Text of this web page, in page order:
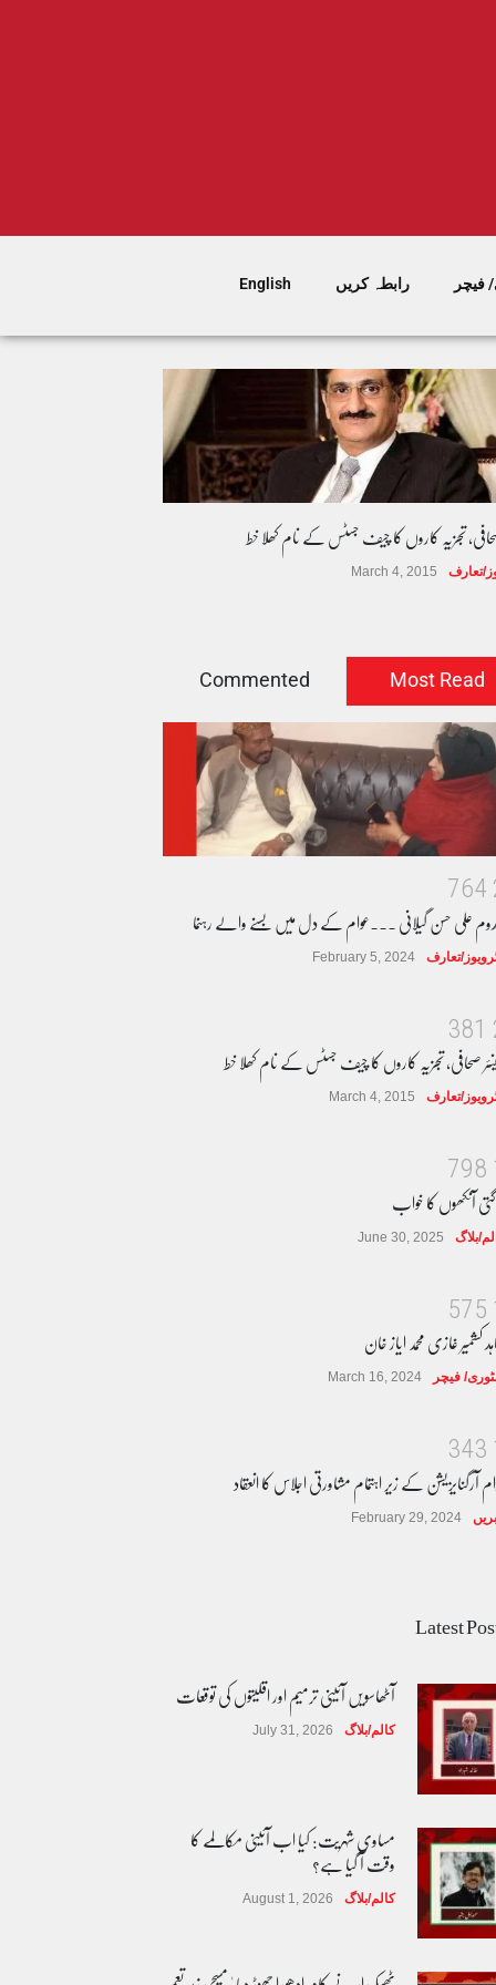
فیچر رابطہ کریں English
تجزیہ کاروں کا چیف جسٹس کے نام کھلا خط
تعارف March 4, 2015
Most Read
Commented
4
6
7
علی حسن گیلانی ۔۔۔عوام کے دل میں بسنے والے رہنما
تعارف February 5, 2024
1
8
3
صحافی، تجزیہ کاروں کا چیف جسٹس کے نام کھلا خط
تعارف March 4, 2015
8
9
7
آنکھوں کا خواب
بلاگ June 30, 2025
5
7
5
کشمیر غازی محمد ایاز خان
فیچر March 16, 2024
3
4
3
آرگنایزیشن کے زیر اہتمام مشاورتی اجلاس کا انعقاد
February 29, 2024
Latest
آٹھاسویں آئینی ترمیم اور اقلیتوں کی توقعات
کالم/بلاگ July 31, 2026
مساوی شہریت: کیا اب آئینی مکالمے کا
وقت آ گیا ہے؟
کالم/بلاگ August 1, 2026